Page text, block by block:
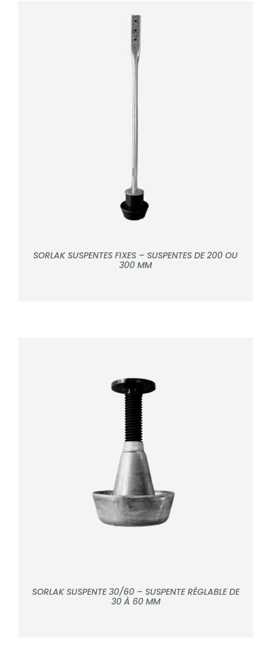
SORLAK SUSPENTES FIXES – SUSPENTES DE 200 OU
300 MM
DÉTAILS
SORLAK SUSPENTE 30/60 – SUSPENTE RÉGLABLE DE
30 À 60 MM